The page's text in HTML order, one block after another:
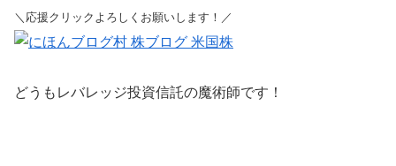
＼応援クリックよろしくお願いします！／
どうもレバレッジ投資信託の魔術師です！